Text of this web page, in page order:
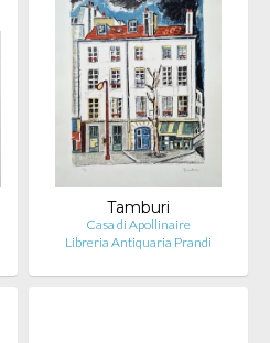
Tamburi
Casa di Apollinaire
Libreria Antiquaria Prandi